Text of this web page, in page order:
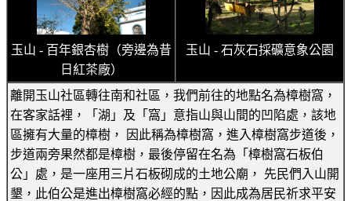
玉山 - 百年銀杏樹（旁邊為昔
日紅茶廠）
玉山 - 石灰石採礦意象公園
離開玉山社區轉往南和社區，我們前往的地點名為樟樹窩，
在客家話裡，「湖」及「窩」意指山與山間的凹陷處，該地
區擁有大量的樟樹， 因此稱為樟樹窩，進入樟樹窩步道後，
步道兩旁果然都是樟樹，最後停留在名為「樟樹窩石板伯
公」處，是一座用三片石板砌成的土地公廟， 先民們入山開
墾，此伯公是進出樟樹窩必經的點，因此成為居民祈求平安